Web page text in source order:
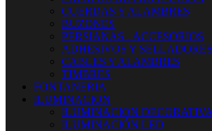
CUERDAS Y ALAMBRES
BUZONES
PERSIANAS - ACCESORIOS
ADHESIVOS Y SELLADORES
CABLES Y ALAMBRES
TIMBRES
FONTANERIA
ILUMINACION
ILUMINACION DECORATIVA
ILUMINACIÓN LED